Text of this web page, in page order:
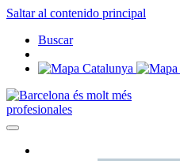
Saltar al contenido principal
Buscar
profesionales